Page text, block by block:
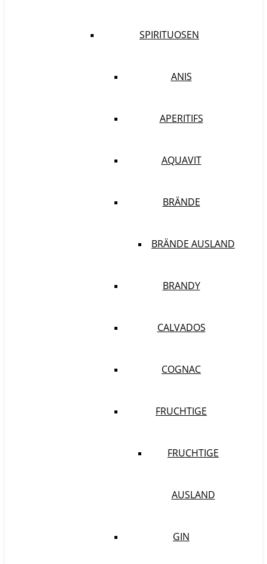
SPIRITUOSEN
ANIS
APERITIFS
AQUAVIT
BRÄNDE
BRÄNDE AUSLAND
BRANDY
CALVADOS
COGNAC
FRUCHTIGE
FRUCHTIGE
AUSLAND
GIN